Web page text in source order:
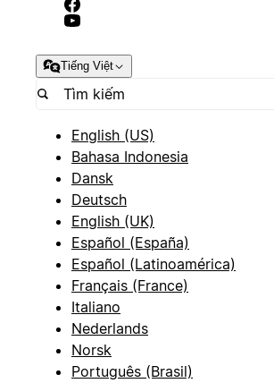
Tiếng Việt
English (US)
Bahasa Indonesia
Dansk
Deutsch
English (UK)
Español (España)
Español (Latinoamérica)
Français (France)
Italiano
Nederlands
Norsk
Português (Brasil)